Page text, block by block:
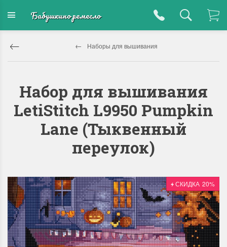
Бабушкино ремесло
Наборы для вышивания
Набор для вышивания
LetiStitch L9950 Pumpkin
Lane (Тыквенный
переулок)
СКИДКА 20%